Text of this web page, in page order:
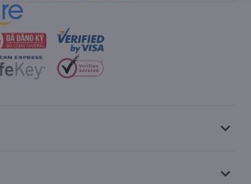
keyboard_arrow_down
keyboard_arrow_down